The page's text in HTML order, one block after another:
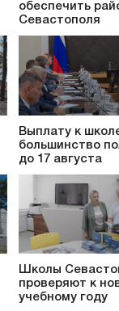
обеспечить
Севастополя
Выплату к
большинство
до 17 августа
Школы
проверяют к
учебному году